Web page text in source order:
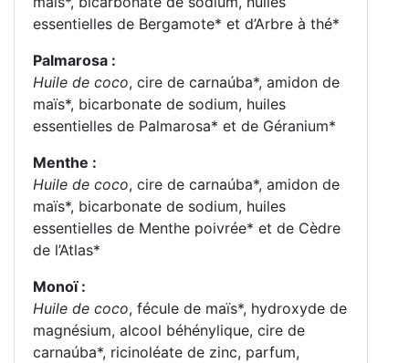
essentielles de Bergamote* et d’Arbre à thé*
Palmarosa :
Huile de coco, cire de carnaúba*, amidon de
maïs*, bicarbonate de sodium, huiles
essentielles de Palmarosa* et de Géranium*
Menthe :
Huile de coco, cire de carnaúba*, amidon de
maïs*, bicarbonate de sodium, huiles
essentielles de Menthe poivrée* et de Cèdre
de l’Atlas*
Monoï :
Huile de coco, fécule de maïs*, hydroxyde de
magnésium, alcool béhénylique, cire de
carnaúba*, ricinoléate de zinc, parfum,